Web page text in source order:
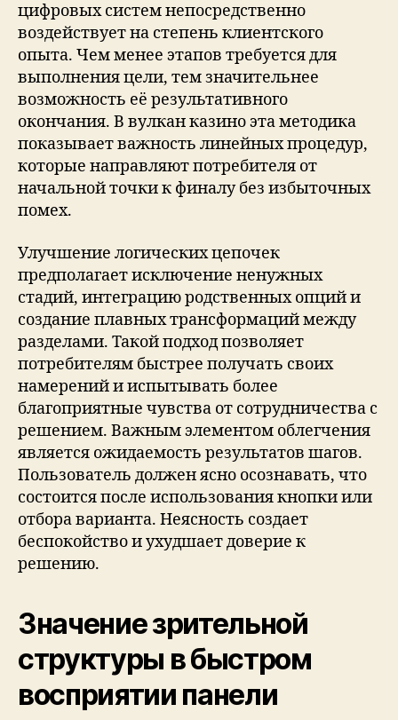
цифровых систем непосредственно
воздействует на степень клиентского
опыта. Чем менее этапов требуется для
выполнения цели, тем значительнее
возможность её результативного
окончания. В вулкан казино эта методика
показывает важность линейных процедур,
которые направляют потребителя от
начальной точки к финалу без избыточных
помех.
Улучшение логических цепочек
предполагает исключение ненужных
стадий, интеграцию родственных опций и
создание плавных трансформаций между
разделами. Такой подход позволяет
потребителям быстрее получать своих
намерений и испытывать более
благоприятные чувства от сотрудничества с
решением. Важным элементом облегчения
является ожидаемость результатов шагов.
Пользователь должен ясно осознавать, что
состоится после использования кнопки или
отбора варианта. Неясность создает
беспокойство и ухудшает доверие к
решению.
Значение зрительной
структуры в быстром
восприятии панели